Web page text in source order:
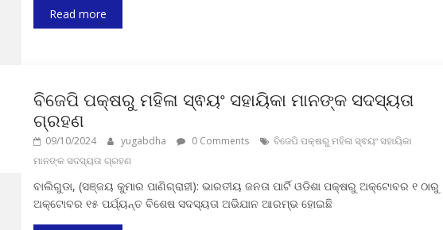
Read more
ବିଜେପି ପକ୍ଷରୁ ମହିଳା ସ୍ଵୟଂ ସହାୟିକା ମାନଙ୍କ ସଦସ୍ୟତା
ଗ୍ରହଣ
09/10/2024 yugabdha 0 Comments
ବିଜେପି ପକ୍ଷରୁ ମହିଳା ସ୍ଵୟଂ ସହାୟିକା
ମାନଙ୍କ ସଦସ୍ୟତା ଗ୍ରହଣ
ବାଲିଗୁଡା, (ସଞ୍ଜୟ କୁମାର ପାଣିଗ୍ରାହୀ): ଭାରତୀୟ ଜନତା ପାର୍ଟି ଓଡିଶା ପକ୍ଷରୁ ଅକ୍ଟୋବର ୧ ଠାରୁ
ଅକ୍ଟୋବର ୧୫ ପର୍ଯ୍ୟନ୍ତ ବିଶେଷ ସଦସ୍ୟତା ଅଭିଯାନ ଆରମ୍ଭ ହୋଇଛି